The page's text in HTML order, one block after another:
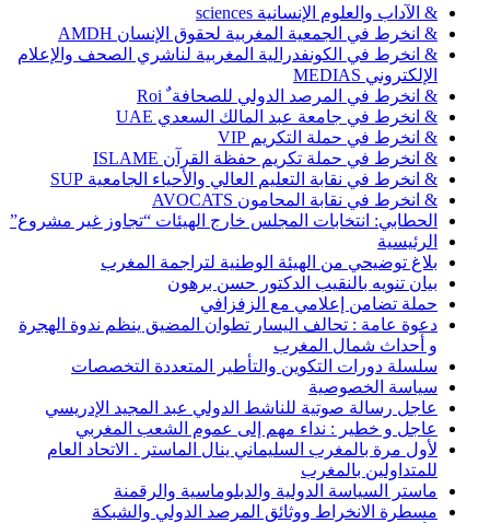
& الآداب والعلوم الإنسانية sciences
& انخرط في الجمعية المغربية لحقوق الإنسان AMDH
& انخرط في الكونفدرالية المغربية لناشري الصحف والإعلام
الإلكتروني MEDIAS
& انخرط في المرصد الدولي للصحافة ٌ Roi
& انخرط في جامعة عبد المالك السعدي UAE
& انخرط في حملة التكريم VIP
& انخرط في حملة تكريم حفظة القرآن ISLAME
& انخرط في نقابة التعليم العالي والأحياء الجامعية SUP
& انخرط في نقابة المحامون AVOCATS
الحطابي: انتخابات المجلس خارج الهيئات “تجاوز غير مشروع”
الرئيسية
بلاغ توضيحي من الهيئة الوطنية لتراجمة المغرب
بيان تنويه بالنقيب الدكتور حسن برهون
حملة تضامن إعلامي مع الزفزافي
دعوة عامة : تحالف اليسار تطوان المضيق ينظم ندوة الهجرة
و أحداث شمال المغرب
سلسلة دورات التكوين والتأطير المتعددة التخصصات
سياسة الخصوصية
عاجل رسالة صوتية للناشط الدولي عبد المجيد الإدريسي
عاجل و خطير : نداء مهم إلى عموم الشعب المغربي
لأول مرة بالمغرب السليماني ينال الماستر . الاتحاد العام
للمتداولين بالمغرب
ماستر السياسة الدولية والدبلوماسية والرقمنة
مسطرة الانخراط ووثائق المرصد الدولي والشبكة